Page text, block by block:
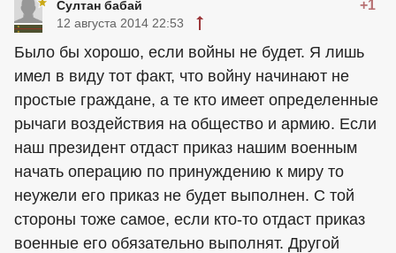
Султан бабай +1
12 августа 2014 22:53
Было бы хорошо, если войны не будет. Я лишь
имел в виду тот факт, что войну начинают не
простые граждане, а те кто имеет определенные
рычаги воздействия на общество и армию. Если
наш президент отдаст приказ нашим военным
начать операцию по принуждению к миру то
неужели его приказ не будет выполнен. С той
стороны тоже самое, если кто-то отдаст приказ
военные его обязательно выполнят. Другой